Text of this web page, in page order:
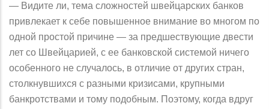
— Видите ли, тема сложностей швейцарских банков
привлекает к себе повышенное внимание во многом по
одной простой причине — за предшествующие двести
лет со Швейцарией, с ее банковской системой ничего
особенного не случалось, в отличие от других стран,
столкнувшихся с разными кризисами, крупными
банкротствами и тому подобным. Поэтому, когда вдруг